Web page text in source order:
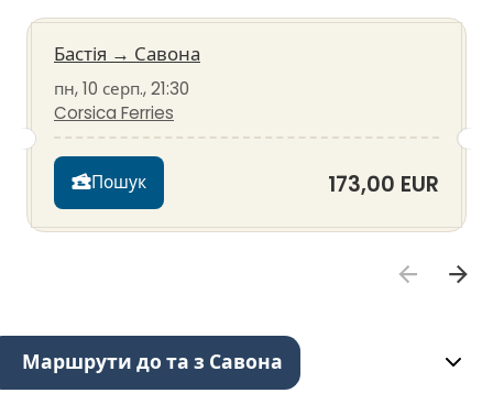
Бастія → Савона
пн, 10 серп., 21:30
Corsica Ferries
Пошук 173,00 EUR
Маршрути до та з Савона